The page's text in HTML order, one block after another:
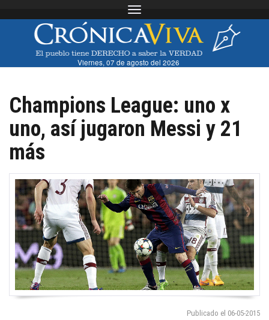
Toggle navigation
Viernes, 07 de agosto del 2026
Champions League: uno x
uno, así jugaron Messi y 21
más
Publicado el 06-05-2015